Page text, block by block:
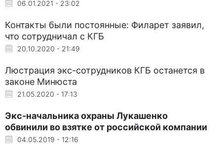
06.01.2021 - 23:02
Контакты были постоянные: Филарет заявил,
что сотрудничал с КГБ
20.10.2020 - 21:49
Люстрация экс-сотрудников КГБ останется в
законе Минюста
21.05.2020 - 17:13
Экс-начальника охраны Лукашенко
обвинили во взятке от российской компании
04.05.2019 - 12:16